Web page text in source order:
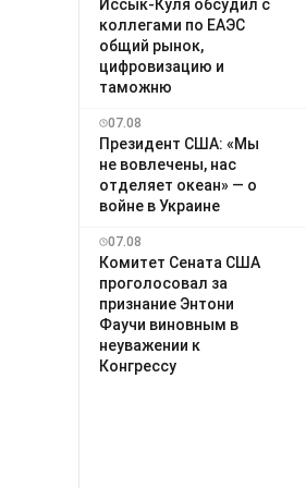
Иссык-Куля обсудил с
коллегами по ЕАЭС
общий рынок,
цифровизацию и
таможню
07.08
Президент США: «Мы
не вовлечены, нас
отделяет океан» — о
войне в Украине
07.08
Комитет Сената США
проголосовал за
признание Энтони
Фаучи виновным в
неуважении к
Конгрессу